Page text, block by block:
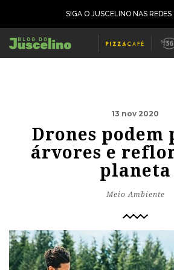
SIGA O JUSCELINO NAS REDES
13 nov 2020
Drones
árvores e
planeta
Meio Ambiente